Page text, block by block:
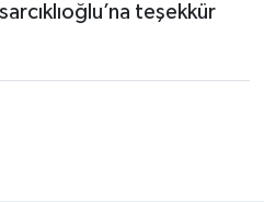
teşekkür